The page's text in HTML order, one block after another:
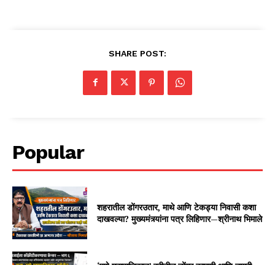
SHARE POST:
Popular
शहरातील डोंगरउतार, माथे आणि टेकड्या निवासी कशा
दाखवल्या? मुख्यमंत्र्यांना पत्र लिहिणार—श्रीनाथ भिमाले